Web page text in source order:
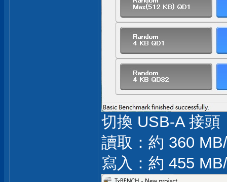
切換 USB-A 接頭
讀取：約 360
寫入：約 455